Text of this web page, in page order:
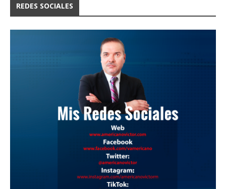
REDES SOCIALES